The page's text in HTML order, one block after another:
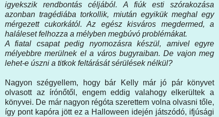
igyekszik rendbontás céljából. A fiúk esti szórakozása
azonban tragédiába torkollik, miután egyikük meghal egy
mérgezett cukorkától. Az egész kisváros megdermed, a
haláleset felhozza a mélyben megbúvó problémákat.
A fiatal csapat pedig nyomozásra készül, amivel egyre
mélyebbre merülnek el a város bugyraiban. De vajon meg
lehet-e úszni a titkok feltárását sérülések nélkül?
Nagyon szégyellem, hogy bár Kelly már jó pár könyvet
olvasott az írónőtől, engem eddig valahogy elkerültek a
könyvei. De már nagyon régóta szerettem volna olvasni tőle,
így pont kapóra jött ez a Halloween idején játszódó, ifjúsági